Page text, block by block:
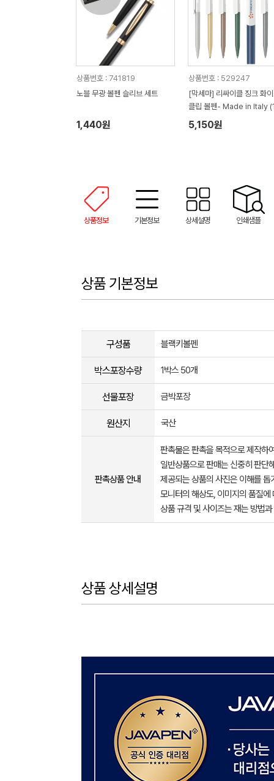
상품번호 : 741819
노블 무광 볼펜 슬리브 세트
1,440원
상품번호 : 529247
[막세마] 리싸이클 징크 화
클립 볼펜- Made in Italy
mm)
5,150원
상품정보 기본정보 상세설명 인쇄샘플
상품 기본정보
구성품 블랙키볼펜
박스포장수량 1박스 50개
선물포장 금박포장
원산지 국산
판촉상품 안내
판촉물은 판촉을 목적으로 제작하
일반상품으로 판매는 신중히 판단
제공되는 상품의 사진은 이해를
모니터의 해상도, 이미지의 품질
상품 규격 및 사이즈는 재는 방법
상품 상세설명